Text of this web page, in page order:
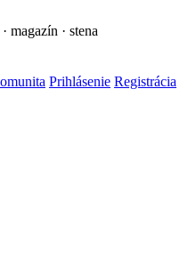
magazín · stena
Prihlásenie Registrácia